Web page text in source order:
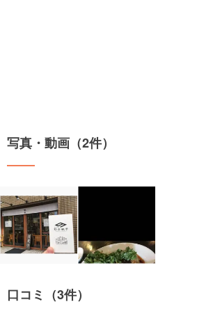
写真・動画（2件）
口コミ（3件）